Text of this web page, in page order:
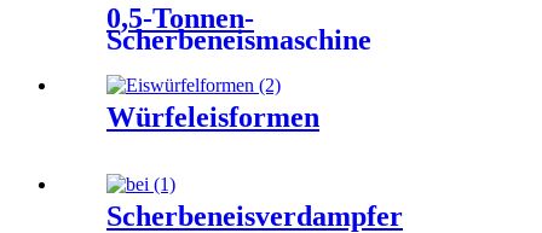
0,5-Tonnen-
Scherbeneismaschine
Würfeleisformen
Scherbeneisverdampfer